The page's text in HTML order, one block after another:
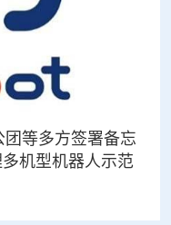
等多方签署备忘
机型机器人示范